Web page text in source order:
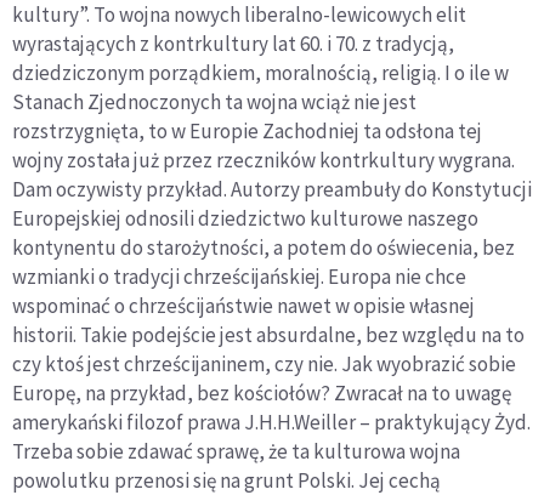
kultury”. To wojna nowych liberalno-lewicowych elit
wyrastających z kontrkultury lat 60. i 70. z tradycją,
dziedziczonym porządkiem, moralnością, religią. I o ile w
Stanach Zjednoczonych ta wojna wciąż nie jest
rozstrzygnięta, to w Europie Zachodniej ta odsłona tej
wojny została już przez rzeczników kontrkultury wygrana.
Dam oczywisty przykład. Autorzy preambuły do Konstytucji
Europejskiej odnosili dziedzictwo kulturowe naszego
kontynentu do starożytności, a potem do oświecenia, bez
wzmianki o tradycji chrześcijańskiej. Europa nie chce
wspominać o chrześcijaństwie nawet w opisie własnej
historii. Takie podejście jest absurdalne, bez względu na to
czy ktoś jest chrześcijaninem, czy nie. Jak wyobrazić sobie
Europę, na przykład, bez kościołów? Zwracał na to uwagę
amerykański filozof prawa J.H.H.Weiller – praktykujący Żyd.
Trzeba sobie zdawać sprawę, że ta kulturowa wojna
powolutku przenosi się na grunt Polski. Jej cechą